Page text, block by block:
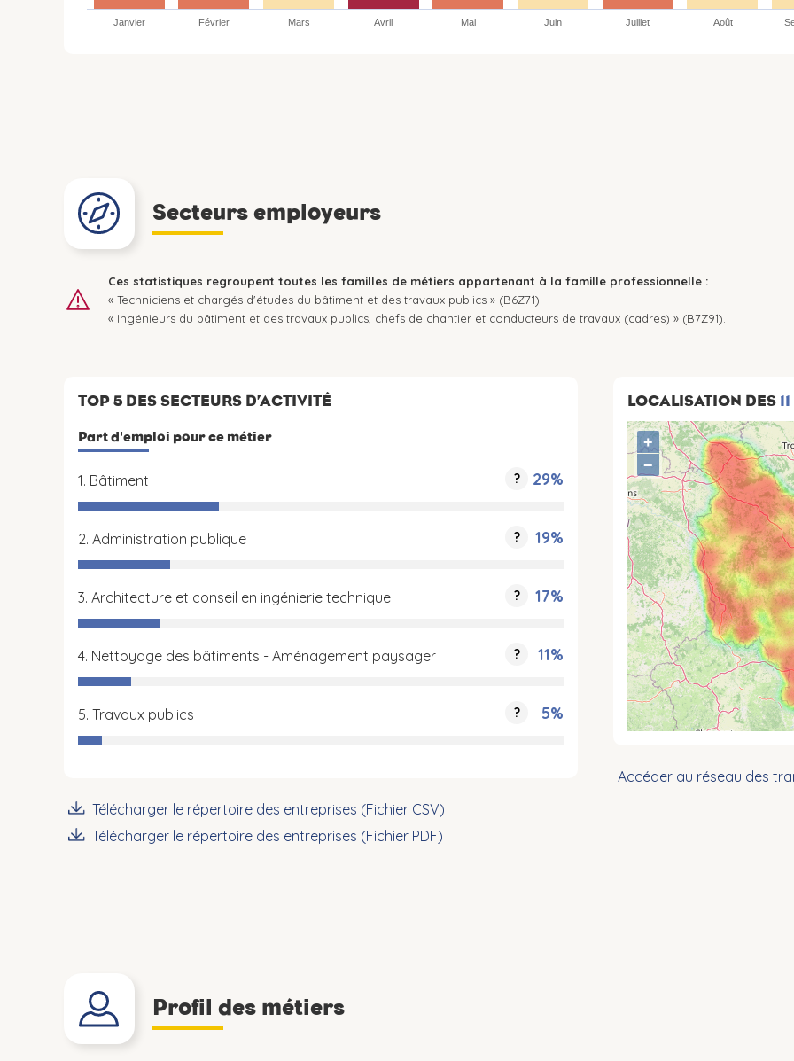
Janvier Février Mars Avril Mai Juin Juillet Août
Secteurs employeurs
Ces statistiques regroupent toutes les familles de métiers appartenant à la famille professionnelle :
« Techniciens et chargés d'études du bâtiment et des travaux publics » (B6Z71).
« Ingénieurs du bâtiment et des travaux publics, chefs de chantier et conducteurs de travaux (cadres) » (B7Z91).
TOP 5 DES SECTEURS D’ACTIVITÉ
Part d'emploi pour ce métier
1. Bâtiment ? 29%
2. Administration publique ? 19%
3. Architecture et conseil en ingénierie technique ? 17%
4. Nettoyage des bâtiments - Aménagement paysager ? 11%
5. Travaux publics ? 5%
Télécharger le répertoire des entreprises (Fichier CSV)
Télécharger le répertoire des entreprises (Fichier PDF)
LOCALISATION DES
+
−
Accéder au réseau des
Profil des métiers